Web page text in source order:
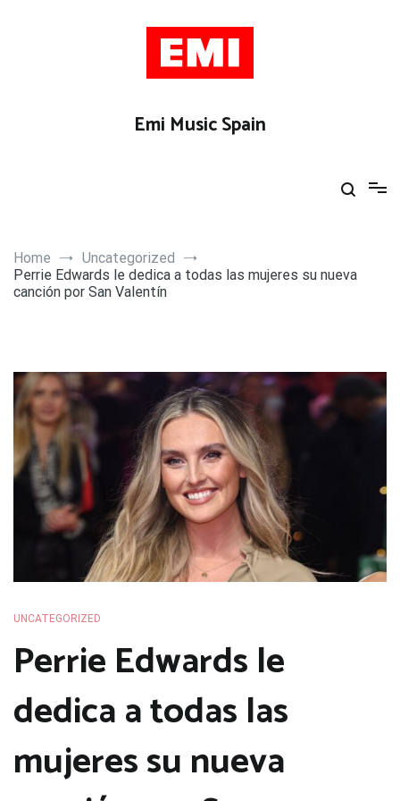
Emi Music Spain
Home
Uncategorized
Perrie Edwards le dedica a todas las mujeres su nueva
canción por San Valentín
UNCATEGORIZED
Perrie Edwards le
dedica a todas las
mujeres su nueva